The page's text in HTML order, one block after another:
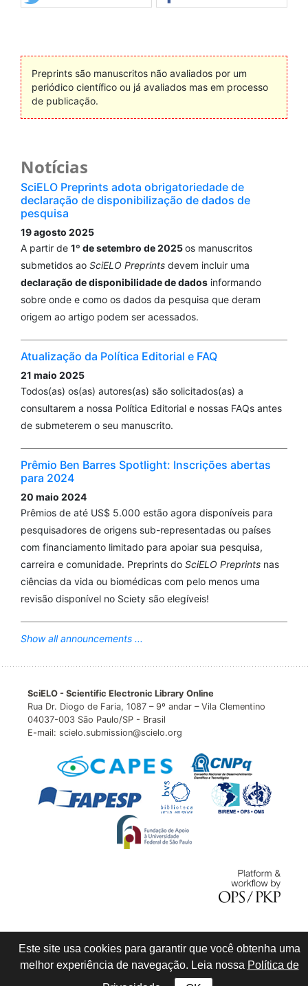
Preprints são manuscritos não avaliados por um
periódico científico ou já avaliados mas em processo
de publicação.
Notícias
SciELO Preprints adota obrigatoriedade de
declaração de disponibilização de dados de
pesquisa
19 agosto 2025
A partir de 1º de setembro de 2025os manuscritos
submetidos ao SciELO Preprints devem incluir uma
declaração de disponibilidade de dados informando
sobre onde e como os dados da pesquisa que deram
origem ao artigo podem ser acessados.
Atualização da Política Editorial e FAQ
21 maio 2025
Todos(as) os(as) autores(as) são solicitados(as) a
consultarem a nossa Política Editorial e nossas FAQs antes
de submeterem o seu manuscrito.
Prêmio Ben Barres Spotlight: Inscrições abertas
para 2024
20 maio 2024
Prêmios de até US$ 5.000 estão agora disponíveis para
pesquisadores de origens sub-representadas ou países
com financiamento limitado para apoiar sua pesquisa,
carreira e comunidade. Preprints do SciELO Preprints nas
ciências da vida ou biomédicas com pelo menos uma
revisão disponível no Sciety são elegíveis!
Show all announcements ...
SciELO - Scientific Electronic Library Online
Rua Dr. Diogo de Faria, 1087 – 9º andar – Vila Clementino
04037-003 São Paulo/SP - Brasil
E-mail: scielo.submission@scielo.org
Este site usa cookies para garantir que você obtenha uma
melhor experiência de navegação. Leia nossa Política de